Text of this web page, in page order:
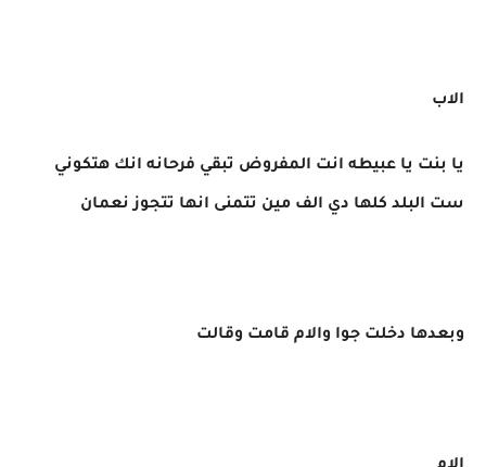
الاب
يا بنت يا عبيطه انت المفروض تبقي فرحانه انك هتكوني
ست البلد كلها دي الف مين تتمنى انها تتجوز نعمان
وبعدها دخلت جوا والام قامت وقالت